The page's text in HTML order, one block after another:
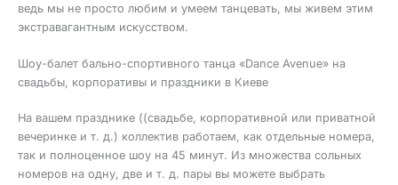
ведь мы не просто любим и умеем танцевать, мы живем этим
экстравагантным искусством.
Шоу-балет бально-спортивного танца «Dance Avenue» на
свадьбы, корпоративы и праздники в Киеве
На вашем празднике ((свадьбе, корпоративной или приватной
вечеринке и т. д.) коллектив работаем, как отдельные номера,
так и полноценное шоу на 45 минут. Из множества сольных
номеров на одну, две и т. д. пары вы можете выбрать